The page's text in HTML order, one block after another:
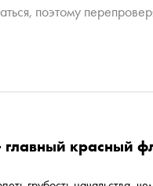
поэтому
красный